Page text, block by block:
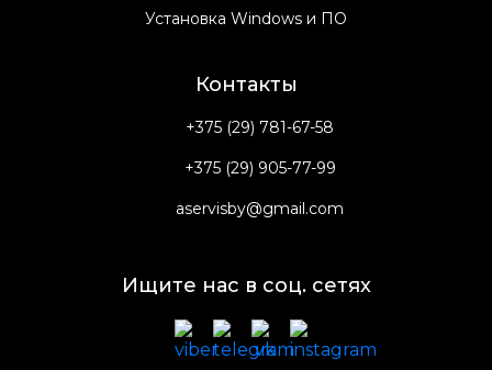
Установка Windows и ПО
Контакты
+375 (29) 781-67-58
+375 (29) 905-77-99
aservisby@gmail.com
Ищите нас в соц. сетях